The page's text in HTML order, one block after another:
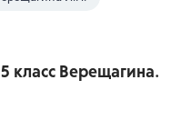
класс Верещагина.